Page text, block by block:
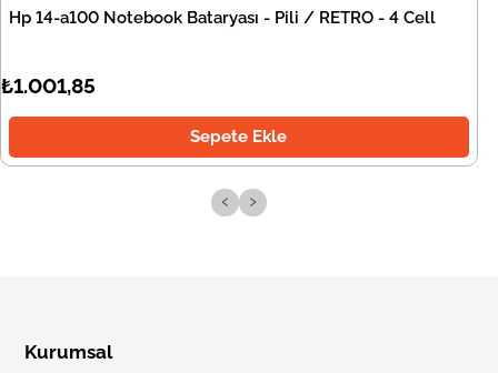
Hp 14-a100 Notebook Bataryası - Pili / RETRO - 4 Cell
₺1.001,85
Sepete Ekle
‹ ›
Kurumsal